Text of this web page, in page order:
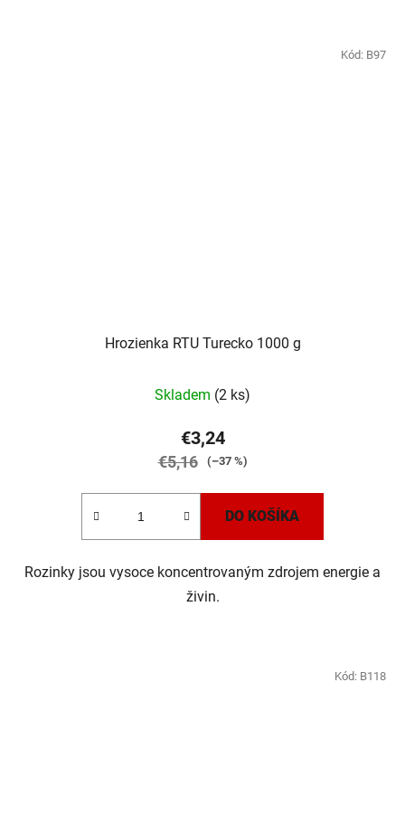
Hrozienka RTU Turecko 1000 g
Skladem (2 ks)
€3,24
€5,16 (–37 %)
DO KOŠÍKA
Rozinky jsou vysoce koncentrovaným zdrojem energie a
živin.
Kód: B97
Kód: B118